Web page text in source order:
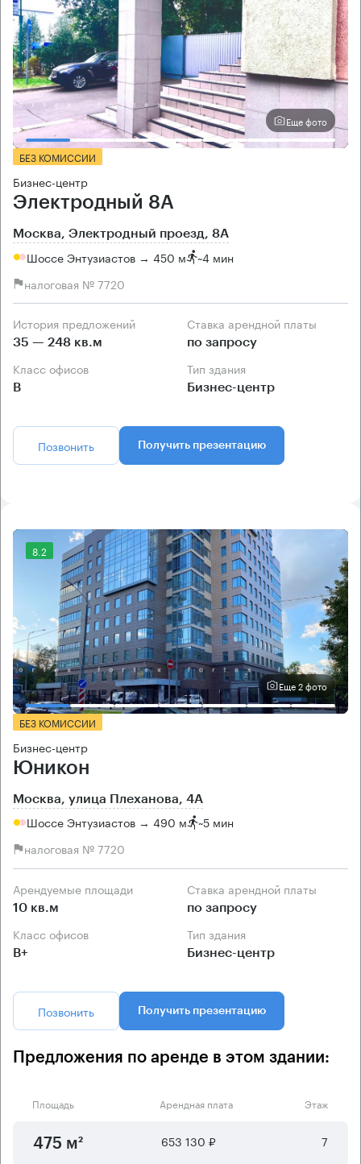
Еще фото
БЕЗ КОМИССИИ
Бизнес-центр
Электродный 8А
Москва, Электродный проезд, 8А
Шоссе Энтузиастов → 450 м ~4 мин
налоговая № 7720
История предложений
35 — 248 кв.м
Ставка арендной платы
по запросу
Класс офисов
B
Тип здания
Бизнес-центр
Позвонить Получить презентацию
8.2
Еще 2 фото
БЕЗ КОМИССИИ
Бизнес-центр
Юникон
Москва, улица Плеханова, 4А
Шоссе Энтузиастов → 490 м ~5 мин
налоговая № 7720
Арендуемые площади
10 кв.м
Ставка арендной платы
по запросу
Класс офисов
B+
Тип здания
Бизнес-центр
Позвонить Получить презентацию
Предложения по аренде в этом здании:
Площадь Арендная плата Этаж
475 м² 653 130 ₽ 7